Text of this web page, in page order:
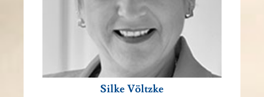
Silke Völtzke